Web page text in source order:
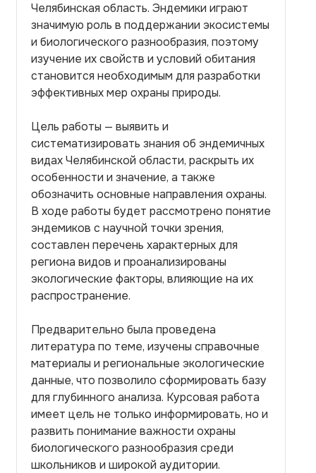
Челябинская область. Эндемики играют
значимую роль в поддержании экосистемы
и биологического разнообразия, поэтому
изучение их свойств и условий обитания
становится необходимым для разработки
эффективных мер охраны природы.
Цель работы — выявить и
систематизировать знания об эндемичных
видах Челябинской области, раскрыть их
особенности и значение, а также
обозначить основные направления охраны.
В ходе работы будет рассмотрено понятие
эндемиков с научной точки зрения,
составлен перечень характерных для
региона видов и проанализированы
экологические факторы, влияющие на их
распространение.
Предварительно была проведена
литература по теме, изучены справочные
материалы и региональные экологические
данные, что позволило сформировать базу
для глубинного анализа. Курсовая работа
имеет цель не только информировать, но и
развить понимание важности охраны
биологического разнообразия среди
школьников и широкой аудитории.